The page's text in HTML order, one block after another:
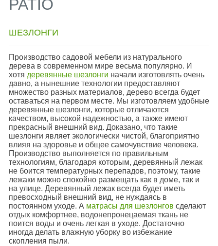
PATIO
ШЕЗЛОНГИ
Производство садовой мебели из натурального
дерева в современном мире весьма популярно. И
хотя деревянные шезлонги начали изготовлять очень
давно, а нынешние технологии предоставляют
множество разных материалов, дерево всегда будет
оставаться на первом месте. Мы изготовляем удобные
деревянные шезлонги, которые отличаются
качеством, высокой надежностью, а также имеют
прекрасный внешний вид. Доказано, что такие
шезлонги являет экологически чистой, благоприятно
влияя на здоровье и общее самочувствие человека.
Производство выполняется по правильным
технологиям, благодаря которым, деревянный лежак
не боится температурных перепадов, поэтому, такие
лежаки можно спокойно размещать как в доме, так и
на улице. Деревянный лежак всегда будет иметь
превосходный внешний вид, не нуждаясь в
постоянном уходе. А матрасы для шезлонгов сделают
отдых комфортнее, водонепронецаемая ткань не
поится воды и очень легкая в уходе. Достаточно
иногда делать влажную уборку во избежание
скопления пыли.